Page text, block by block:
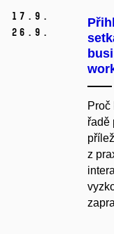
17. 9.
26. 9.
Proč
řadě
z